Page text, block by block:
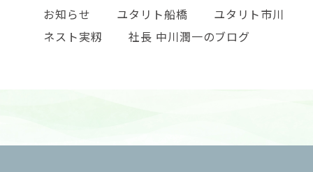
お知らせ ユタリト船橋
ユタリト市川
ネスト実籾
社長 中川潤一のブログ